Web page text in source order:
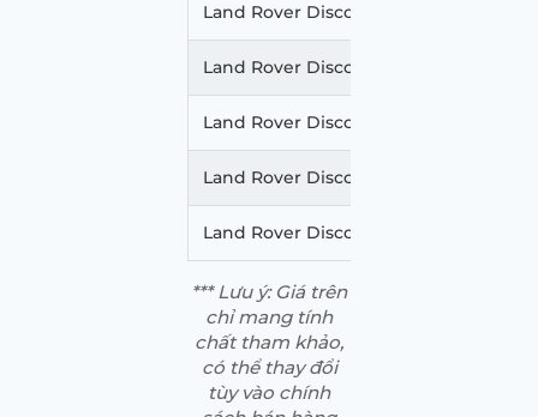
Land Rover Discovery Sport 2.0 R-
Land Rover Discovery Sport 2.0 R-
Land Rover Discovery Sport 2.0 R-
Land Rover Discovery Sport 2.0 SE
Land Rover Discovery Sport 2.0 SE
*** Lưu ý: Giá trên
chỉ mang tính
chất tham khảo,
có thể thay đổi
tùy vào chính